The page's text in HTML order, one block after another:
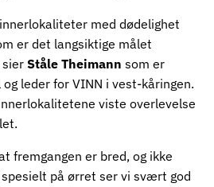
med dødelighet
er det langsiktige målet
Ståle Theimann som er
leder for VINN i vest-kåringen.
viste overlevelse
fremgangen er bred, og ikke
spesielt på ørret ser vi svært god